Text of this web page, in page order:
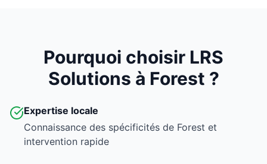
Pourquoi choisir LRS
Solutions à Forest ?
Expertise locale
Connaissance des spécificités de Forest et
intervention rapide